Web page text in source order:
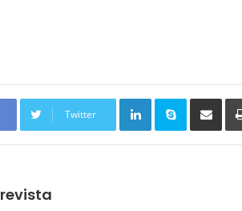
Twitter
Linkedin Skype
revista